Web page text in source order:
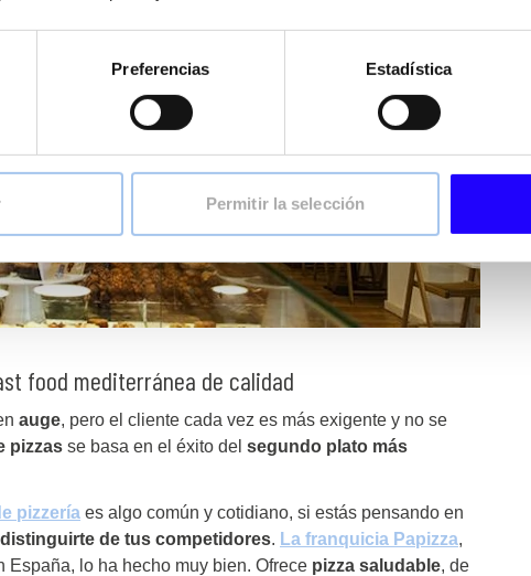
Preferencias Estadística
Permitir la selección
food mediterránea de calidad
auge, pero el cliente cada vez es más exigente y no se
pizzas se basa en el éxito del segundo plato más
pizzería es algo común y cotidiano, si estás pensando en
de tus competidores. La franquicia Papizza,
España, lo ha hecho muy bien. Ofrece pizza saludable, de